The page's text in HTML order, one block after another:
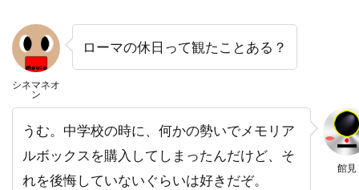
トム・ヘルモア
トム・マシューズ
トム・マッカーシー
トム・マッゴーワン
トム・ロルフ
トム・ヴォーン
トライスター
トライスター・ピクチャーズ
トライマーク・ピクチャーズ
シネマネオ
ン
ローマの休日って観たことある？
館見
うむ。中学校の時に、何かの勢いでメモリア
ルボックスを購入してしまったんだけど、そ
れを後悔していないぐらいは好きだぞ。